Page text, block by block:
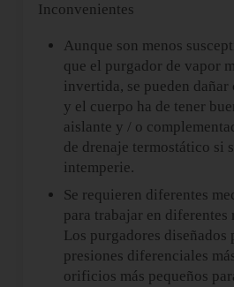
Inconvenientes
Aunque son menos
que el purgador de vapor
invertida, se pueden dañar
y el cuerpo ha de tener
aislante y / o
de drenaje termostático si
intemperie.
Se requieren diferentes
para trabajar en diferentes
Los purgadores diseñados
presiones diferenciales
orificios más pequeños